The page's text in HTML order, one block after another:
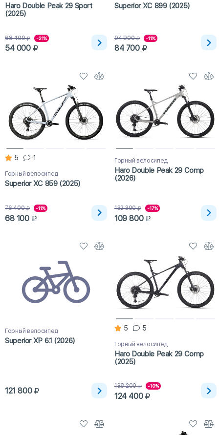
Haro Double Peak 29 Sport
(2025)
68 400 -21%
54 000
Superior XC 899 (2025)
94 900 -11%
84 700
5 1
Горный велосипед
Superior XC 859 (2025)
76 400 -11%
68 100
Горный велосипед
Haro Double Peak 29 Comp
(2026)
132 300 -17%
109 800
Горный велосипед
Superior XP 6.1 (2026)
121 800
5 5
Горный велосипед
Haro Double Peak 29 Comp
(2025)
138 200 -10%
124 400